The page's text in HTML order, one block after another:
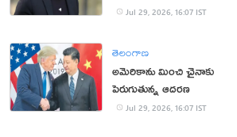
Jul 29, 2026, 16:07 IST
తెలంగాణ
అమెరికాను మించి చైనాకు
పెరుగుతున్న ఆదరణ
Jul 29, 2026, 16:07 IST